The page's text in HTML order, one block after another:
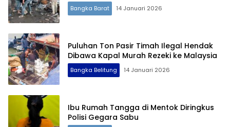
Bangka Barat 14 Januari 2026
Puluhan Ton Pasir Timah Ilegal Hendak
Dibawa Kapal Murah Rezeki ke Malaysia
Bangka Belitung 14 Januari 2026
Ibu Rumah Tangga di Mentok Diringkus
Polisi Gegara Sabu